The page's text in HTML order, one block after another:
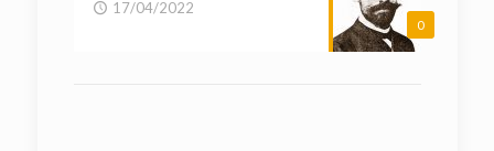
0
17/04/2022